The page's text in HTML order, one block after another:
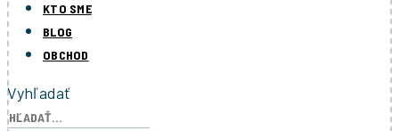
KTO SME
BLOG
OBCHOD
Vyhľadať